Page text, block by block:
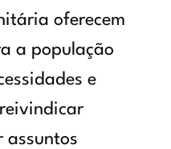
oferecem
a população
e
assuntos